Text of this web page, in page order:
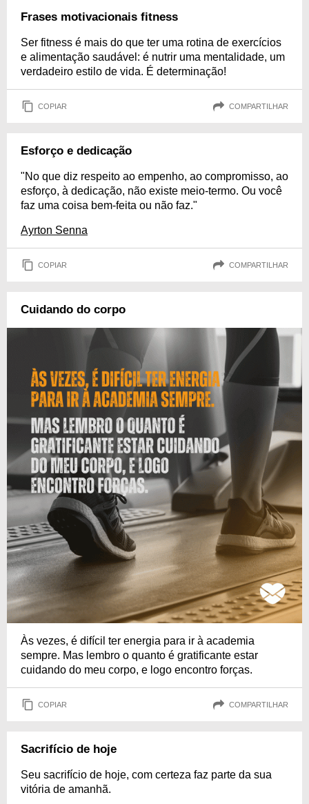
Frases motivacionais fitness
Ser fitness é mais do que ter uma rotina de exercícios
e alimentação saudável: é nutrir uma mentalidade, um
verdadeiro estilo de vida. É determinação!
COPIAR COMPARTILHAR
Esforço e dedicação
"No que diz respeito ao empenho, ao compromisso, ao
esforço, à dedicação, não existe meio-termo. Ou você
faz uma coisa bem-feita ou não faz."
Ayrton Senna
COPIAR COMPARTILHAR
Cuidando do corpo
Às vezes, é difícil ter energia para ir à academia
sempre. Mas lembro o quanto é gratificante estar
cuidando do meu corpo, e logo encontro forças.
COPIAR COMPARTILHAR
Sacrifício de hoje
Seu sacrifício de hoje, com certeza faz parte da sua
vitória de amanhã.